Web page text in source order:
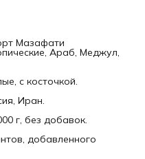
Мазафати
Араб, Меджул,
с косточкой.
Иран.
г, без добавок.
добавленного